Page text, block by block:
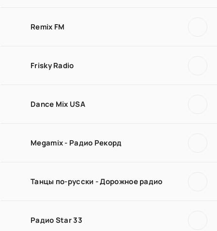
Remix FM
Frisky Radio
Dance Mix USA
Megamix - Радио Рекорд
Танцы по-русски - Дорожное радио
Радио Star 33